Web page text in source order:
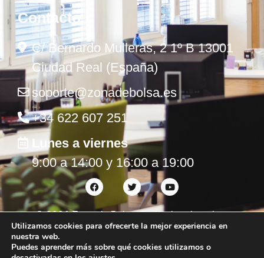
Contacto
C/ Bernardo Mulleras, 2 1º B 13001
Ciudad Real (España)
soporte@zonadebolsa.es
+34 622 607 251
Lunes a viernes
9:00 a 14:00 y 16:00 a 19:00
©2026Zona de Bolsa. Todos los derechos
reservados.
Utilizamos cookies para ofrecerte la mejor experiencia en
nuestra web.
Puedes aprender más sobre qué cookies utilizamos o